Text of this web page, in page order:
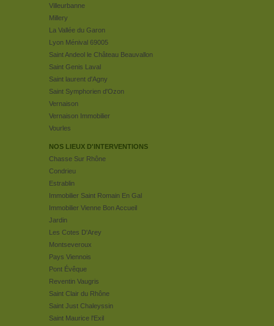
Villeurbanne
Millery
La Vallée du Garon
Lyon Ménival 69005
Saint Andeol le Château Beauvallon
Saint Genis Laval
Saint laurent d'Agny
Saint Symphorien d'Ozon
Vernaison
Vernaison Immobilier
Vourles
NOS LIEUX D'INTERVENTIONS
Chasse Sur Rhône
Condrieu
Estrablin
Immobilier Saint Romain En Gal
Immobilier Vienne Bon Accueil
Jardin
Les Cotes D'Arey
Montseveroux
Pays Viennois
Pont Évêque
Reventin Vaugris
Saint Clair du Rhône
Saint Just Chaleyssin
Saint Maurice l'Exil